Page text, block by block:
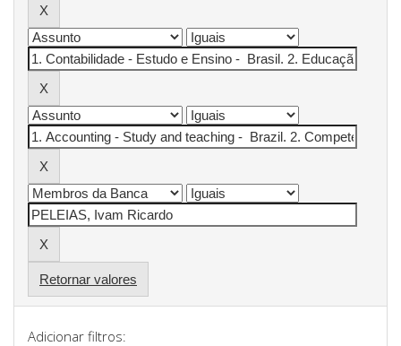
Retornar valores
Adicionar filtros: